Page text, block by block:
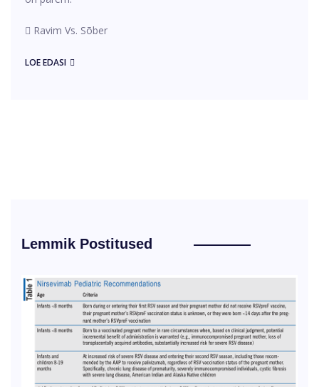
Ravim Vs. Sõber
LOE EDASI
Lemmik Postitused